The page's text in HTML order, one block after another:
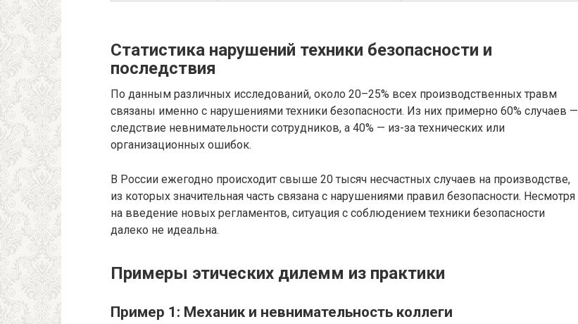
Статистика нарушений техники безопасности и
последствия
По данным различных исследований, около 20–25% всех производственных травм
связаны именно с нарушениями техники безопасности. Из них примерно 60% случаев —
следствие невнимательности сотрудников, а 40% — из-за технических или
организационных ошибок.
В России ежегодно происходит свыше 20 тысяч несчастных случаев на производстве,
из которых значительная часть связана с нарушениями правил безопасности. Несмотря
на введение новых регламентов, ситуация с соблюдением техники безопасности
далеко не идеальна.
Примеры этических дилемм из практики
Пример 1: Механик и невнимательность коллеги